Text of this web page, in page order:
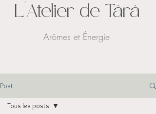
L'Atelier de Târâ
Arômes et Énergie
Post
Tous les posts